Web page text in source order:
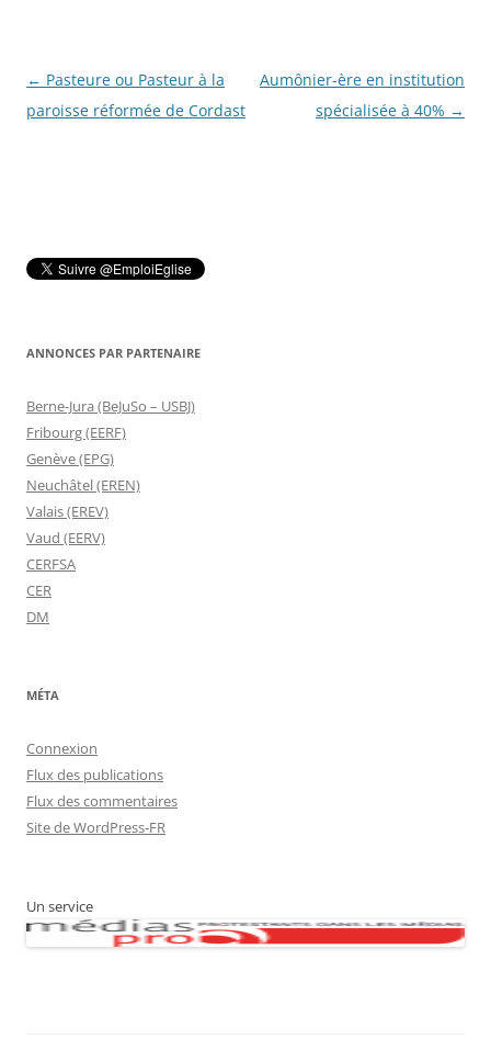
Navigation
des
← Pasteure ou Pasteur à la
paroisse réformée de Cordast
Aumônier-ère en institution
spécialisée à 40% →
ANNONCES PAR PARTENAIRE
Berne-Jura (BeJuSo – USBJ)
Fribourg (EERF)
Genève (EPG)
Neuchâtel (EREN)
Valais (EREV)
Vaud (EERV)
CERFSA
CER
DM
MÉTA
Connexion
Flux des publications
Flux des commentaires
Site de WordPress-FR
Un service